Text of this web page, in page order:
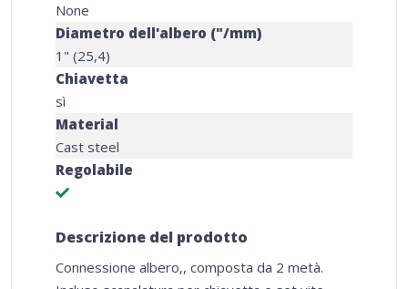
None
Diametro dell'albero ("/mm)
1" (25,4)
Chiavetta
sì
Material
Cast steel
Regolabile
Descrizione del prodotto
Connessione albero,, composta da 2 metà.